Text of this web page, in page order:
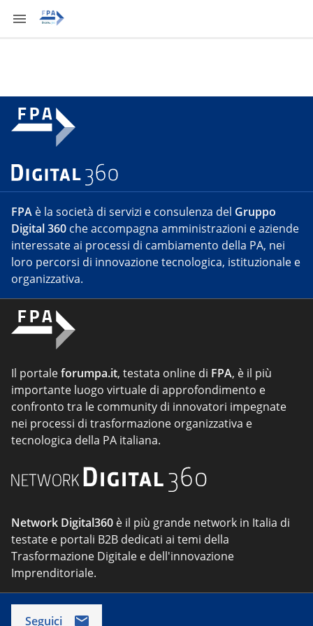
FPA è la società di servizi e consulenza del Gruppo
Digital 360 che accompagna amministrazioni e aziende
interessate ai processi di cambiamento della PA, nei
loro percorsi di innovazione tecnologica, istituzionale e
organizzativa.
Il portaleforumpa.it, testata online di FPA, è il più
importante luogo virtuale di approfondimento e
confronto tra le community di innovatori impegnate
nei processi di trasformazione organizzativa e
tecnologica della PA italiana.
Network Digital360 è il più grande network in Italia di
testate e portali B2B dedicati ai temi della
Trasformazione Digitale e dell'innovazione
Imprenditoriale.
Seguici